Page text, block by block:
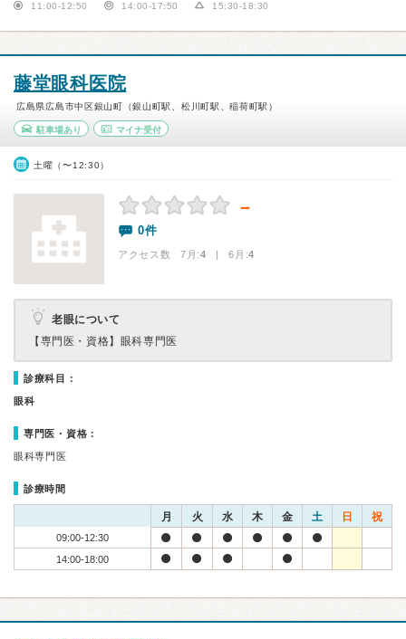
11:00-12:50 14:00-17:50 15:30-18:30
藤堂眼科医院
広島県広島市中区銀山町（銀山町駅、松川町駅、稲荷町駅）
駐車場あり マイナ受付
土曜（〜12:30）
－
0件
アクセス数 7月:4 | 6月:4
老眼について
【専門医・資格】 眼科専門医
診療科目：
眼科
専門医・資格：
眼科専門医
診療時間
月 火 水 木 金 土 日 祝
09:00-12:30
14:00-18:00